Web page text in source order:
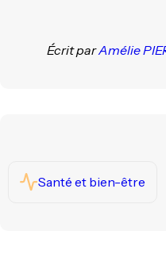
Écrit parAmélie
Santé et bien-être